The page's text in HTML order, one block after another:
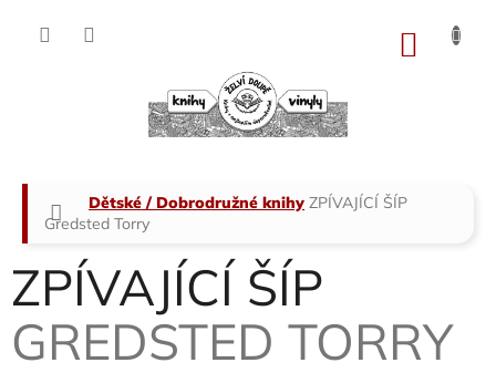
Domů
Dětské / Dobrodružné knihy ZPÍVAJÍCÍ ŠÍP
Gredsted Torry
ZPÍVAJÍCÍ ŠÍP
GREDSTED TORRY